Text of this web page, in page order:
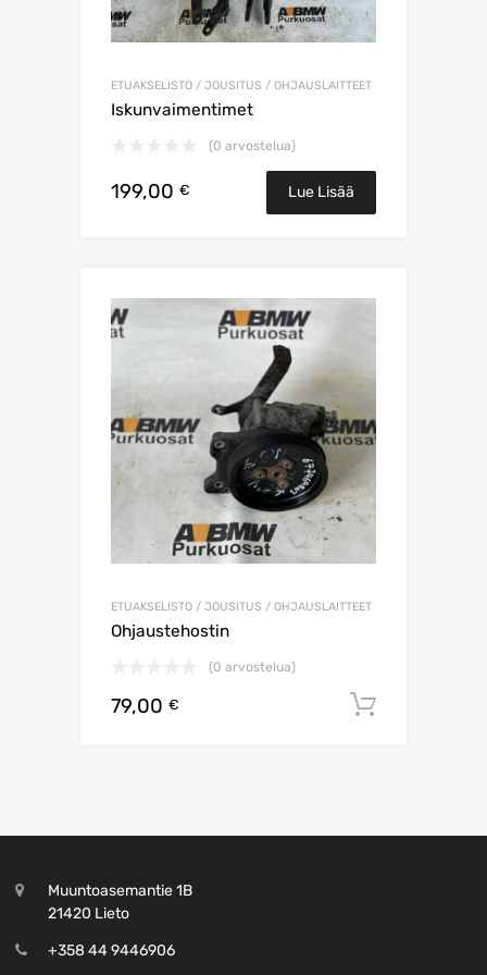
ETUAKSELISTO / JOUSITUS / OHJAUSLAITTEET
Iskunvaimentimet
(0 arvostelua)
199,00 € Lue Lisää
ETUAKSELISTO / JOUSITUS / OHJAUSLAITTEET
Ohjaustehostin
(0 arvostelua)
79,00 €
Muuntoasemantie 1B
21420 Lieto
+358 44 9446906